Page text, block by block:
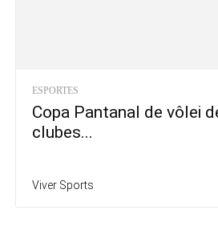
ESPORTES
Copa Pantanal de vôlei
clubes...
Viver Sports